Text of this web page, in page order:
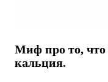
Миф про то,
кальция.